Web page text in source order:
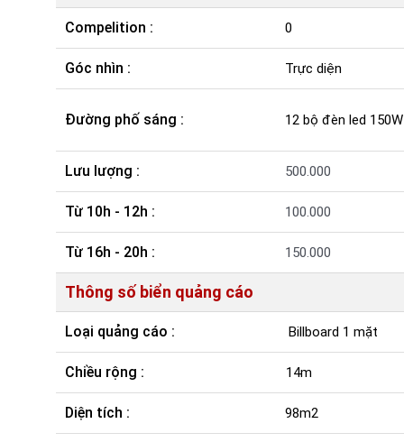
Compelition : 0
Góc nhìn : Trực diện
Đường phố sáng : 12 bộ đèn led 150W
Lưu lượng : 500.000
Từ 10h - 12h : 100.000
Từ 16h - 20h : 150.000
Thông số biển quảng cáo
Loại quảng cáo : Billboard 1 mặt
Chiều rộng : 14m
Diện tích : 98m2